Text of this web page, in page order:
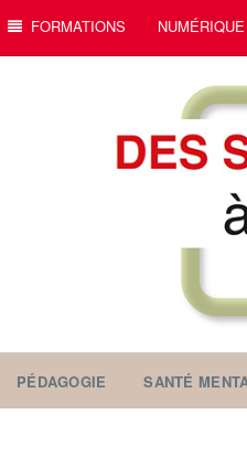
FORMATIONS NUMÉRIQUE
PÉDAGOGIE SANTÉ